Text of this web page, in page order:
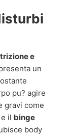
e
un
pu? agire
gravi come
e il binge
body